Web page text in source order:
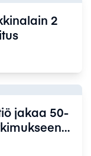
2
jakaa 50-